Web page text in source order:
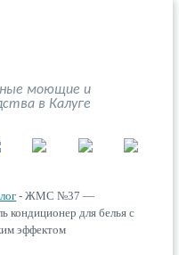
моющие и
в Калуге
- ЖМС №37 —
кондиционер для белья с
эффектом